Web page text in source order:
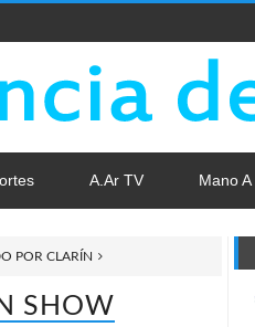
A.Ar TV Mano
POR CLARÍN
SHOW